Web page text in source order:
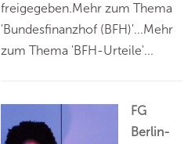
freigegeben.Mehr zum Thema
'Bundesfinanzhof (BFH)'...Mehr
zum Thema 'BFH-Urteile'...
FG
Berlin-